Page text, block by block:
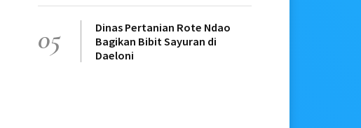
05
Dinas Pertanian Rote Ndao
Bagikan Bibit Sayuran di
Daeloni